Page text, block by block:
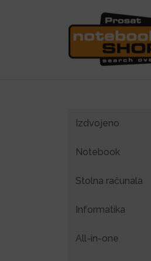
Izdvojeno
Notebook
Stolna računala
Informatika
All-in-one